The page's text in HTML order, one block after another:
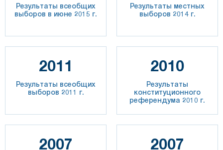
Результаты всеобщих
выборов в июне 2015 г.
Результаты местных
выборов 2014 г.
2011
Результаты всеобщих
выборов 2011 г.
2010
Результаты
конституционного
референдума 2010 г.
2007 2007